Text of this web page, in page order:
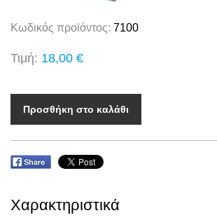
Κωδικός προϊόντος: 7100
Τιμή: 18,00 €
Προσθήκη στο καλάθι
Χαρακτηριστικά